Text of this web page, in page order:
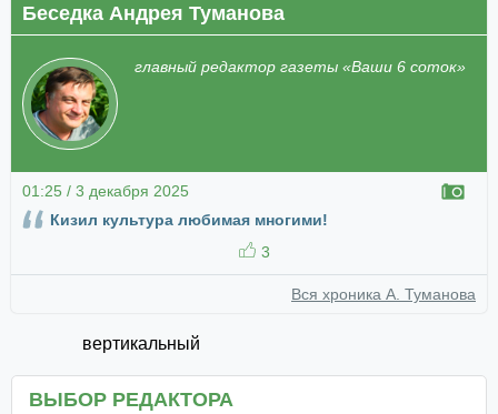
Беседка Андрея Туманова
главный редактор газеты «Ваши 6 соток»
01:25 / 3 декабря 2025
Кизил культура любимая многими!
3
Вся хроника А. Туманова
вертикальный
ВЫБОР РЕДАКТОРА